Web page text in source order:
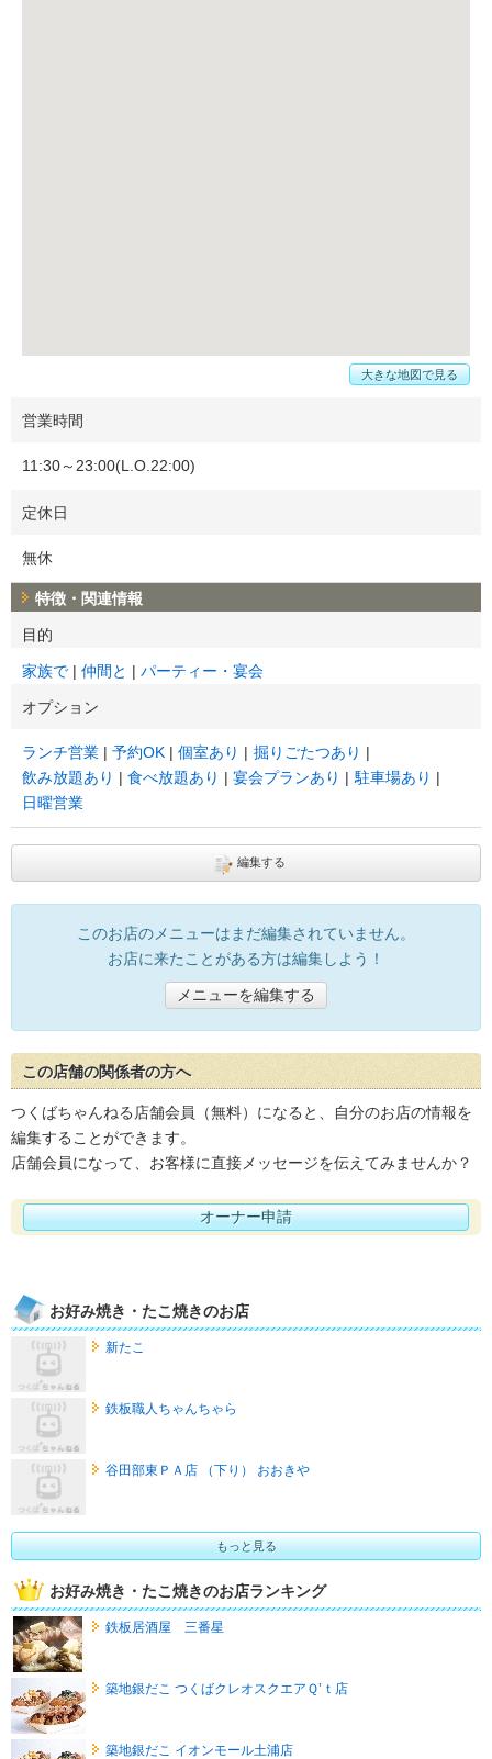
大きな地図で見る
営業時間
11:30～23:00(L.O.22:00)
定休日
無休
特徴・関連情報
目的
家族で 仲間と パーティー・宴会
オプション
ランチ営業 予約OK 個室あり
掘りごたつあり
飲み放題あり
食べ放題あり 宴会プランあり
駐車場あり
日曜営業
編集する
このお店のメニューはまだ編集されていません。
お店に来たことがある方は編集しよう！
メニューを編集する
この店舗の関係者の方へ
つくばちゃんねる店舗会員（無料）になると、自分のお店の情報を
編集することができます。
店舗会員になって、お客様に直接メッセージを伝えてみませんか？
オーナー申請
お好み焼き・たこ焼きのお店
新たこ
鉄板職人ちゃんちゃら
谷田部東ＰＡ店 （下り） おおきや
もっと見る
お好み焼き・たこ焼きのお店ランキング
鉄板居酒屋 三番星
築地銀だこ つくばクレオスクエアＱ’ｔ店
築地銀だこ イオンモール土浦店